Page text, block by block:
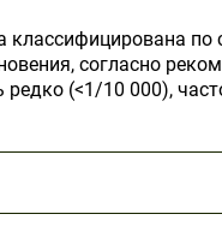
согласно
(<1/10 000),